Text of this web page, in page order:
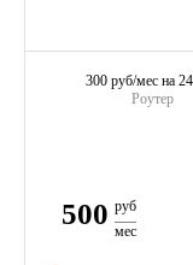
Роутер
300 руб/мес на
500 руб
мес